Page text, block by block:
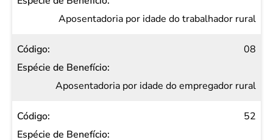
deAposentadoria por idade do trabalhador rural
08
Aposentadoria por idade do empregador rural
52